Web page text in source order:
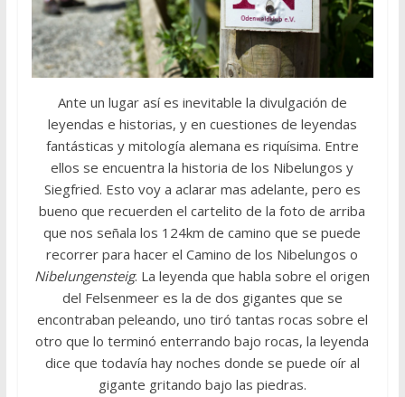
Ante un lugar así es inevitable la divulgación de
leyendas e historias, y en cuestiones de leyendas
fantásticas y mitología alemana es riquísima. Entre
ellos se encuentra la historia de los Nibelungos y
Siegfried. Esto voy a aclarar mas adelante, pero es
bueno que recuerden el cartelito de la foto de arriba
que nos señala los 124km de camino que se puede
recorrer para hacer el Camino de los Nibelungos o
Nibelungensteig. La leyenda que habla sobre el origen
del Felsenmeer es la de dos gigantes que se
encontraban peleando, uno tiró tantas rocas sobre el
otro que lo terminó enterrando bajo rocas, la leyenda
dice que todavía hay noches donde se puede oír al
gigante gritando bajo las piedras.